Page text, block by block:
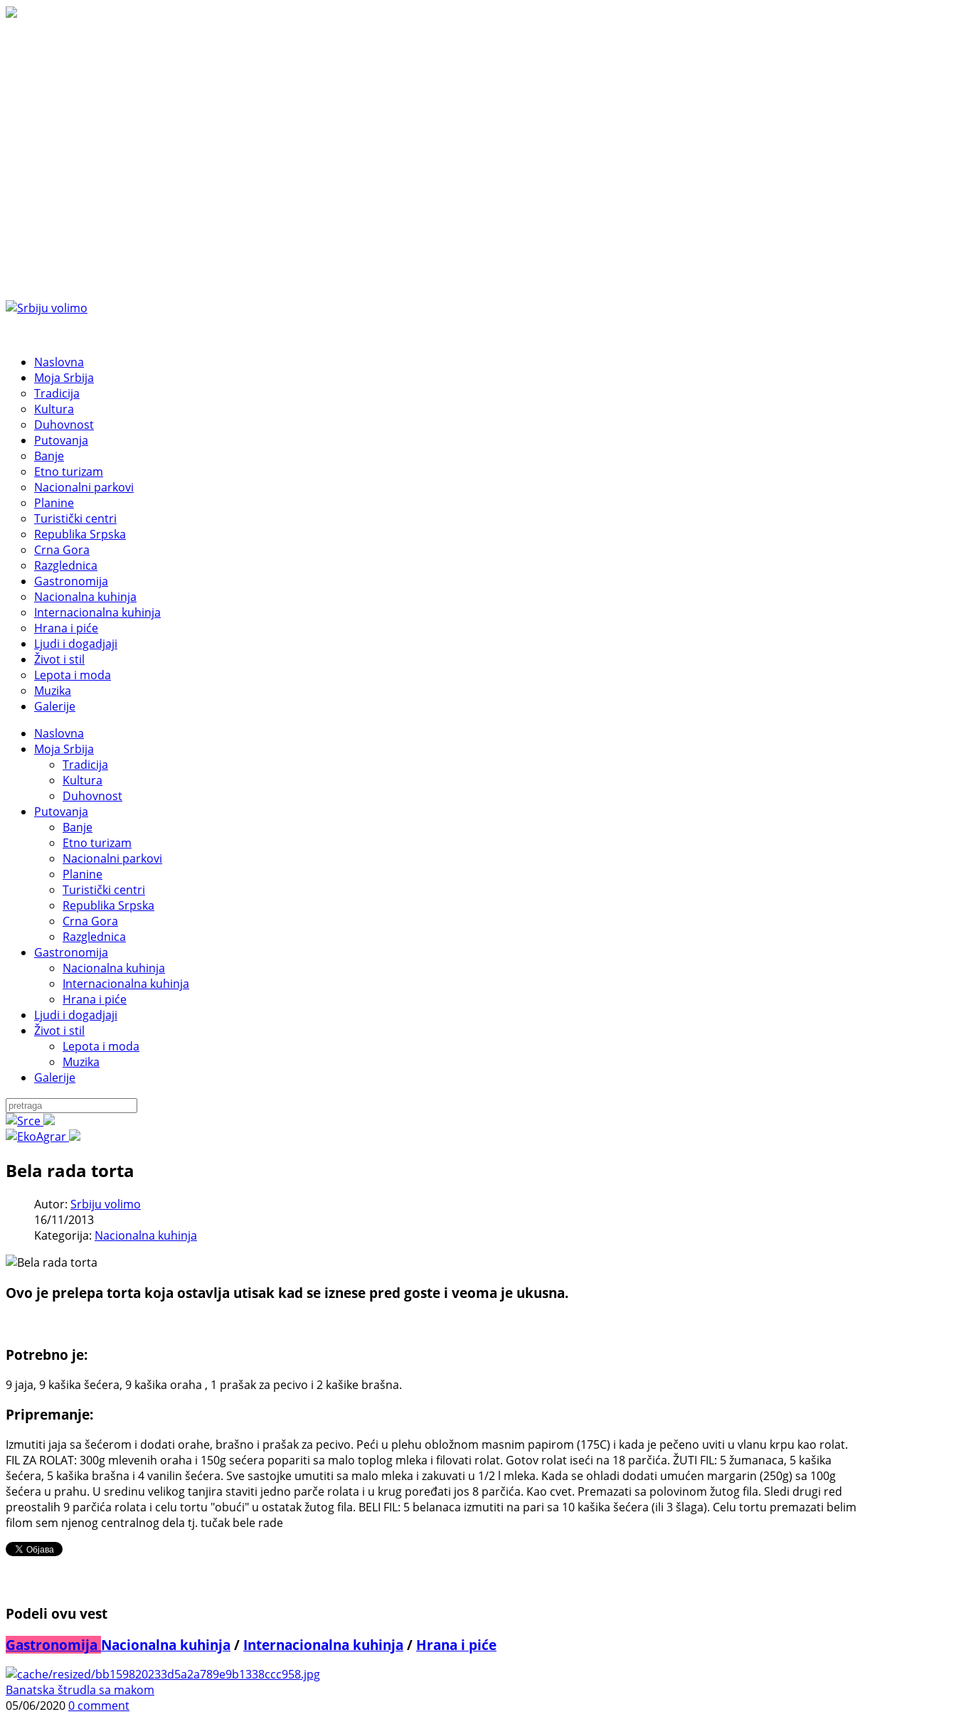
Naslovna
Moja Srbija
Tradicija
Kultura
Duhovnost
Putovanja
Banje
Etno turizam
Nacionalni parkovi
Planine
Turistički centri
Republika Srpska
Crna Gora
Razglednica
Gastronomija
Nacionalna kuhinja
Internacionalna kuhinja
Hrana i piće
Ljudi i dogadjaji
Život i stil
Lepota i moda
Muzika
Galerije
Naslovna
Moja Srbija
Tradicija
Kultura
Duhovnost
Putovanja
Banje
Etno turizam
Nacionalni parkovi
Planine
Turistički centri
Republika Srpska
Crna Gora
Razglednica
Gastronomija
Nacionalna kuhinja
Internacionalna kuhinja
Hrana i piće
Ljudi i dogadjaji
Život i stil
Lepota i moda
Muzika
Galerije
Bela rada torta
Autor: Srbiju volimo
16/11/2013
Kategorija: Nacionalna kuhinja
Ovo je prelepa torta koja ostavlja utisak kad se iznese pred goste i veoma je ukusna.
Potrebno je:
9 jaja, 9 kašika šećera, 9 kašika oraha , 1 prašak za pecivo i 2 kašike brašna.
Pripremanje:
Izmutiti jaja sa šećerom i dodati orahe, brašno i prašak za pecivo. Peći u plehu obložnom masnim papirom (175C) i kada je pečeno uviti u vlanu krpu kao rolat.
FIL ZA ROLAT: 300g mlevenih oraha i 150g sećera popariti sa malo toplog mleka i filovati rolat. Gotov rolat iseći na 18 parčića. ŽUTI FIL: 5 žumanaca, 5 kašika
šećera, 5 kašika brašna i 4 vanilin šećera. Sve sastojke umutiti sa malo mleka i zakuvati u 1/2 l mleka. Kada se ohladi dodati umućen margarin (250g) sa 100g
šećera u prahu. U sredinu velikog tanjira staviti jedno parče rolata i u krug poređati jos 8 parčića. Kao cvet. Premazati sa polovinom žutog fila. Sledi drugi red
preostalih 9 parčića rolata i celu tortu "obući" u ostatak žutog fila. BELI FIL: 5 belanaca izmutiti na pari sa 10 kašika šećera (ili 3 šlaga). Celu tortu premazati belim
filom sem njenog centralnog dela tj. tučak bele rade
Podeli ovu vest
Gastronomija Nacionalna kuhinja / Internacionalna kuhinja / Hrana i piće
Banatska štrudla sa makom
05/06/20200 comment